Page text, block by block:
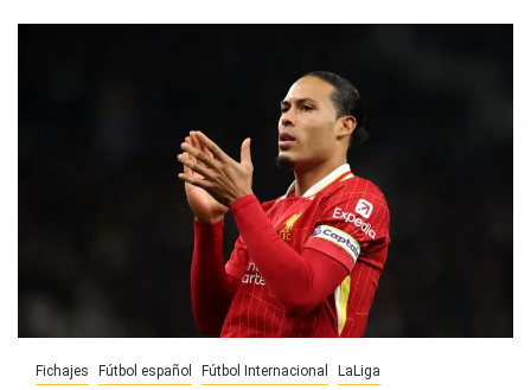
Fichajes Fútbol español Fútbol Internacional
LaLiga